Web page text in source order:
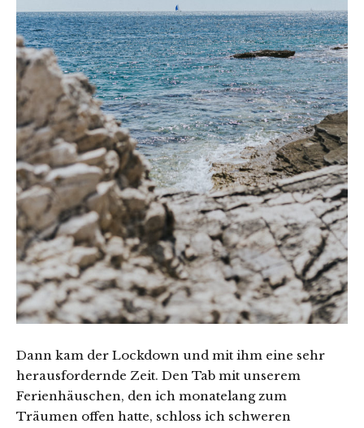
Dann kam der Lockdown und mit ihm eine sehr
herausfordernde Zeit. Den Tab mit unserem
Ferienhäuschen, den ich monatelang zum
Träumen offen hatte, schloss ich schweren